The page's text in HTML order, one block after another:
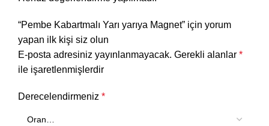
“Pembe Kabartmalı Yarı yarıya Magnet” için yorum
yapan ilk kişi siz olun
E-posta adresiniz yayınlanmayacak. Gerekli alanlar *
ile işaretlenmişlerdir
Derecelendirmeniz *